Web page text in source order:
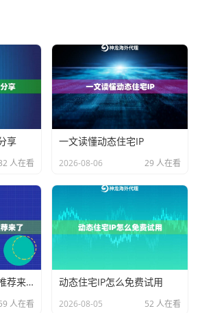
：数据传输全程带保险
路由技术，能自动选择最优端口，
连接的用户特别友好。
救指南
是否正确（神龙代理采用双重认
加载特别慢 → 尝试切换其他端口 →
用端口列表状况三：突然断开连接
时 → 建议启用自动重连功能
享
人在看
一文读懂动态住宅IP
2026-08-06 29 人在看
动态住宅IP怎么选，推荐来了
人在看
动态住宅IP怎么免费试用
2026-08-05 52 人在看